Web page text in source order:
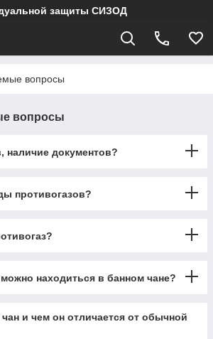
защиты СИЗОД
вопросы
вопросы
наличие документов?
противогазов?
находиться в банном чане?
и чем он отличается от обычной